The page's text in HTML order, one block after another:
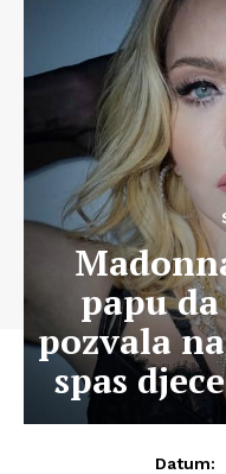
papu
pozvala
spas
Datum: